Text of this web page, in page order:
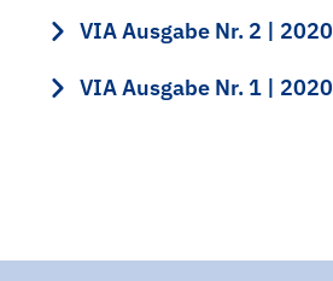
VIA Ausgabe Nr. 2 | 2020
VIA Ausgabe Nr. 1 | 2020